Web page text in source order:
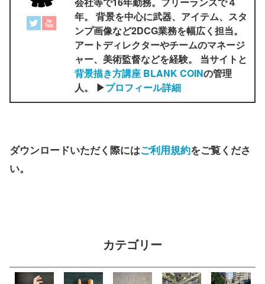
年。 背景を中心に武器、アイテム、スタ
ンプ画像など2DCG業務を幅広く担当。
アートディレクターやチームのマネージ
ャー、美術監督などを経験。 当サイトと
背景描き方講座 BLANK COINの管理
人。 ▶プロフィール詳細
ダウンロードいただく際にはご利用規約をご覧くださ
い。
カテゴリー